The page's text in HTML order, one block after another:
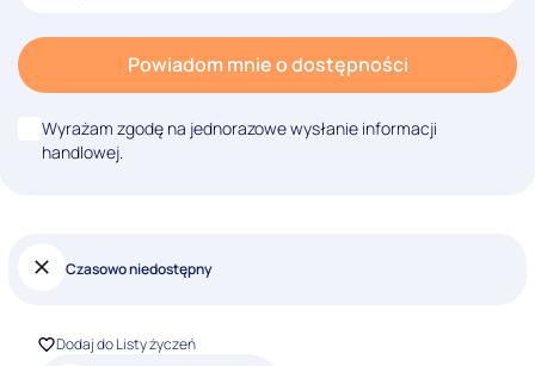
Powiadom mnie o dostępności
Wyrażam zgodę na jednorazowe wysłanie informacji
handlowej.
Czasowo niedostępny
Dodaj do Listy życzeń